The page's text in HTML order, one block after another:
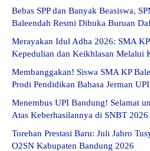
Bebas SPP dan Banyak Beasiswa,
Baleendah Resmi Dibuka Buruan
Merayakan Idul Adha 2026: SMA
Kepedulian dan Keikhlasan Melalui
Membanggakan! Siswa SMA KP
Prodi Pendidikan Bahasa Jerman
Menembus UPI Bandung! Selamat
Atas Keberhasilannya di SNBT 2026
Torehan Prestasi Baru: Juli Jahro
O2SN Kabupaten Bandung 2026